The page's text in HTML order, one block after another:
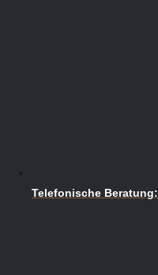
Telefonische Beratung: